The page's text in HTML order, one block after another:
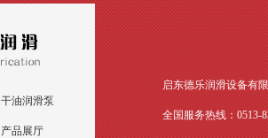
干油润滑泵
产品展厅
启东德乐润滑设备有
全国服务热线：